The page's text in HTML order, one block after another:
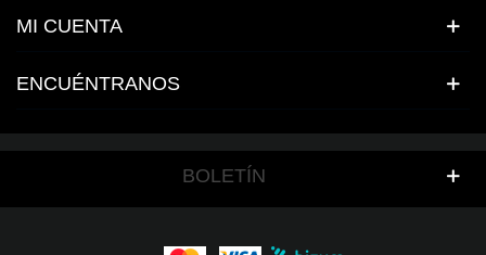
MI CUENTA
ENCUÉNTRANOS
BOLETÍN